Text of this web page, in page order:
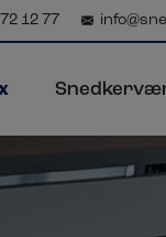
12 77